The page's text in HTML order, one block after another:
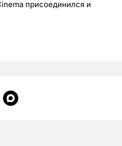
присоединился и